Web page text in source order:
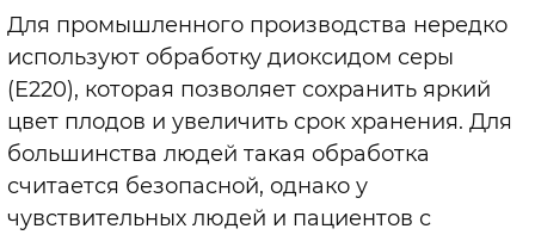
Для промышленного производства нередко
используют обработку диоксидом серы
(Е220), которая позволяет сохранить яркий
цвет плодов и увеличить срок хранения. Для
большинства людей такая обработка
считается безопасной, однако у
чувствительных людей и пациентов с